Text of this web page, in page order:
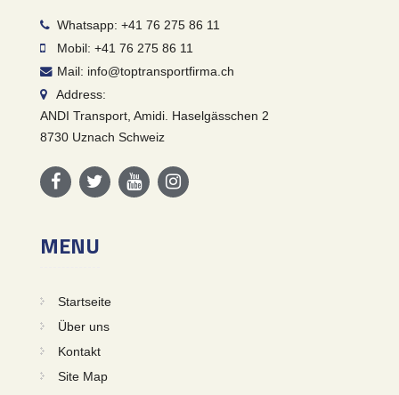
Whatsapp: +41 76 275 86 11
Mobil: +41 76 275 86 11
Mail: info@toptransportfirma.ch
Address:
ANDI Transport, Amidi. Haselgässchen 2
8730 Uznach Schweiz
MENU
Startseite
Über uns
Kontakt
Site Map